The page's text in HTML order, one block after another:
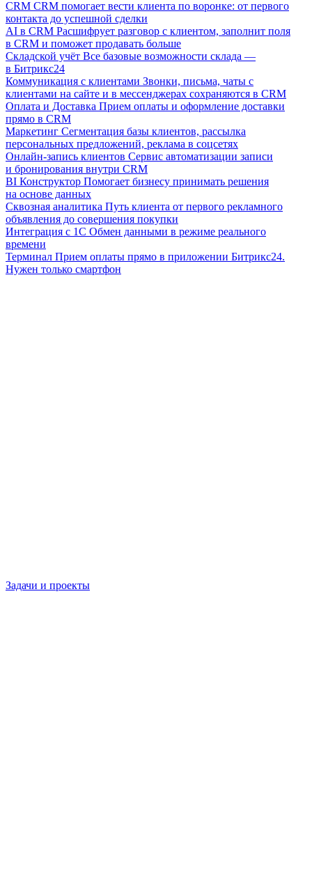
CRM CRM помогает вести клиента по воронке: от первого
контакта до успешной сделки
AI в CRM Расшифрует разговор с клиентом, заполнит поля
в CRM и поможет продавать больше
Складской учёт Все базовые возможности склада —
в Битрикс24
Коммуникация с клиентами Звонки, письма, чаты с
клиентами на сайте и в мессенджерах сохраняются в CRM
Оплата и Доставка Прием оплаты и оформление доставки
прямо в CRM
Маркетинг Сегментация базы клиентов, рассылка
персональных предложений, реклама в соцсетях
Онлайн-запись клиентов Сервис автоматизации записи
и бронирования внутри CRM
BI Конструктор Помогает бизнесу принимать решения
на основе данных
Сквозная аналитика Путь клиента от первого рекламного
объявления до совершения покупки
Интеграция с 1С Обмен данными в режиме реального
времени
Терминал Прием оплаты прямо в приложении Битрикс24.
Нужен только смартфон
Задачи и проекты